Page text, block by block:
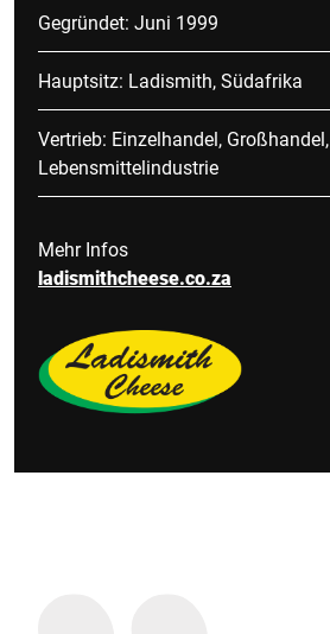
Gegründet: Juni 1999
Hauptsitz: Ladismith, Südafrika
Vertrieb: Einzelhandel, Großhandel,
Lebensmittelindustrie
Mehr Infos
ladismithcheese.co.za